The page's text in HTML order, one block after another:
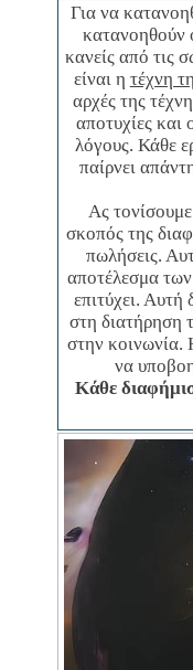
Για να
κατανοηθούν
κανείς από τις
είναι η τέχνη
αρχές της
αποτυχίες και
λόγους. Κάθε
παίρνει
Ας
σκοπός της
πωλήσεις.
αποτέλεσμα
επιτύχει. Αυτή
στη διατήρηση
στην κοινωνία.
να
Κάθε